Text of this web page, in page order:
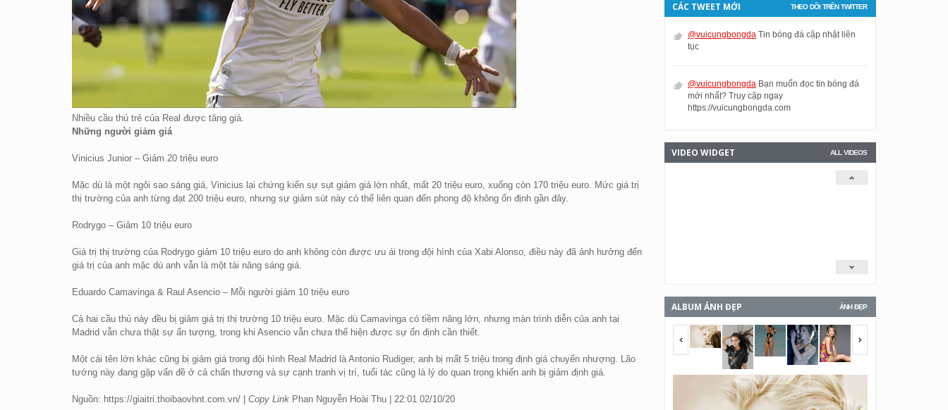
Nhiều cầu thủ trẻ của Real được tăng giá.
Những người giảm giá
Vinicius Junior – Giảm 20 triệu euro
Mặc dù là một ngôi sao sáng giá, Vinicius lại chứng kiến sự sụt giảm giá lớn nhất, mất 20 triệu euro, xuống còn 170 triệu euro. Mức giá trị
thị trường của anh từng đạt 200 triệu euro, nhưng sự giảm sút này có thể liên quan đến phong độ không ổn định gần đây.
Rodrygo – Giảm 10 triệu euro
Giá trị thị trường của Rodrygo giảm 10 triệu euro do anh không còn được ưu ái trong đội hình của Xabi Alonso, điều này đã ảnh hưởng đến
giá trị của anh mặc dù anh vẫn là một tài năng sáng giá.
Eduardo Camavinga & Raul Asencio – Mỗi người giảm 10 triệu euro
Cả hai cầu thủ này đều bị giảm giá trị thị trường 10 triệu euro. Mặc dù Camavinga có tiềm năng lớn, nhưng màn trình diễn của anh tại
Madrid vẫn chưa thật sự ấn tượng, trong khi Asencio vẫn chưa thể hiện được sự ổn định cần thiết.
Một cái tên lớn khác cũng bị giảm giá trong đội hình Real Madrid là Antonio Rudiger, anh bị mất 5 triệu trong định giá chuyển nhượng. Lão
tướng này đang gặp vấn đề ở cả chấn thương và sự cạnh tranh vị trí, tuổi tác cũng là lý do quan trọng khiến anh bị giảm định giá.
Nguồn: https://giaitri.thoibaovhnt.com.vn/ | Copy Link Phan Nguyễn Hoài Thu | 22:01 02/10/20
THEO DÕI TRÊN TWITTER
CÁC TWEET MỚI
@vuicungbongda Tin bóng đá cập nhật liên
tục
@vuicungbongda Bạn muốn đọc tin bóng đá
mới nhất? Truy cập ngay
https://vuicungbongda.com
ALL VIDEOS
VIDEO WIDGET
ẢNH ĐẸP
ALBUM ẢNH ĐẸP
<span></span>